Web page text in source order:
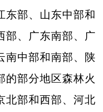
东部、山东中部和
部、广东南部、广
南中部和南部、陕
的部分地区森林火
北部和西部、河北